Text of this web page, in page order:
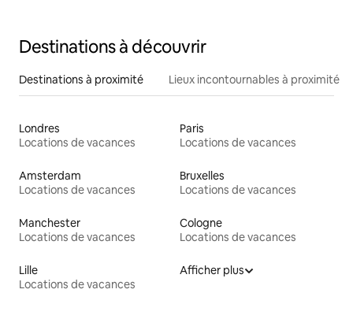
Destinations à découvrir
Destinations à proximité Lieux incontournables à proximité
Londres
Locations de vacances
Paris
Locations de vacances
Amsterdam
Locations de vacances
Bruxelles
Locations de vacances
Manchester
Locations de vacances
Cologne
Locations de vacances
Lille
Locations de vacances
Afficher plus